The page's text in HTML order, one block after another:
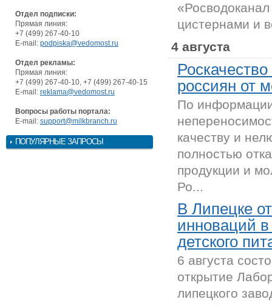
Отдел подписки:
Прямая линия:
+7 (499) 267-40-10
E-mail: podpiska@vedomost.ru
Отдел рекламы:
Прямая линия:
+7 (499) 267-40-10, +7 (499) 267-40-15
E-mail: reklama@vedomost.ru
Вопросы работы портала:
E-mail: support@milkbranch.ru
ПОПУЛЯРНЫЕ ЗАПРОСЫ
цистернами и
4 августа
россиян от
По
качеству и
полностью
продукции и
Ро...
В Липецке
инноваций в
детского
6 августа
открытие
липецкого